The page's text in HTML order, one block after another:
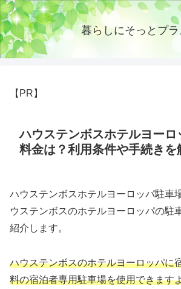
暮らしにそっとプラ
【PR】
ハウステンボスホテルヨーロ
料金は？利用条件や手続きを
ハウステンボスホテルヨーロッパ駐車
ウステンボスのホテルヨーロッパの駐
紹介します。
ハウステンボスのホテルヨーロッパに
料の宿泊者専用駐車場を使用できます